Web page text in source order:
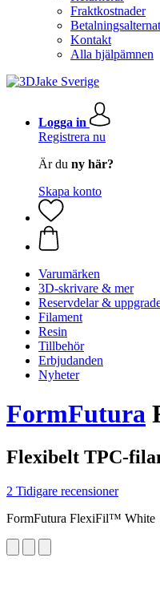
Fraktkostnader
Kontakt
Alla hjälpämnen
Logga in
Registrera nu
Är du ny här?
Skapa konto
Varumärken
3D-skrivare & mer
Reservdelar &
Filament
Resin
Tillbehör
Erbjudanden
Nyheter
FormFutura
Flexibelt TPC-
2 Tidigare recensioner
FormFutura FlexiFil™ White